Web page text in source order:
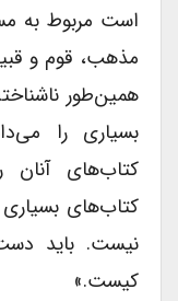
است مربوط به
مذهب، قوم و
همین‌طور
بسیارى را
کتاب‌های آنان
کتاب‌های
نیست. باید
کیست.»